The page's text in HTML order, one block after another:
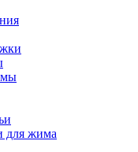
для жима